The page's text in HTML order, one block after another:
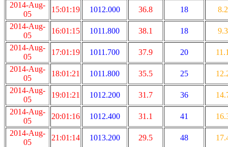
2014-Aug-
05
15:01:19 1012.000 36.8 18
8.2
2014-Aug-
05
16:01:15 1011.800 38.1 18
9.3
2014-Aug-
05
17:01:19 1011.700 37.9 20
2014-Aug-
05
18:01:21 1011.800 35.5 25
2014-Aug-
05
19:01:21 1012.200 31.7 36
2014-Aug-
05
20:01:16 1012.400 31.1 41
2014-Aug-
05
21:01:14 1013.200 29.5 48